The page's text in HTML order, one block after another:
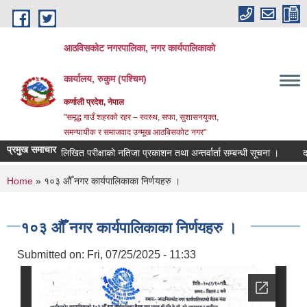
Skip to main content
आठविसकोट नगरपालिका, नगर कार्यपालिकाको
कार्यालय, रुकुम (पश्चिम)
कर्णाली प्रदेश, नेपाल
"समृद्ध गाउँ शहरको रहर – स्वस्थ, सफा, सुशासनयुक्त,
समन्यायीक र समाजवाद उन्मूख आठबिसकोट नगर"
प्रमुख समाचारलिखित परीक्षाको नतिजा प्रकाशन तथा अन्तर्वार्ता सम्बन्धी सूचना । दररेट
You are here
Home » १०३ औँ नगर कार्यपालिकाका निर्णयहरु ।
१०३ औँ नगर कार्यपालिकाका निर्णयहरु ।
Submitted on: Fri, 07/25/2025 - 11:33